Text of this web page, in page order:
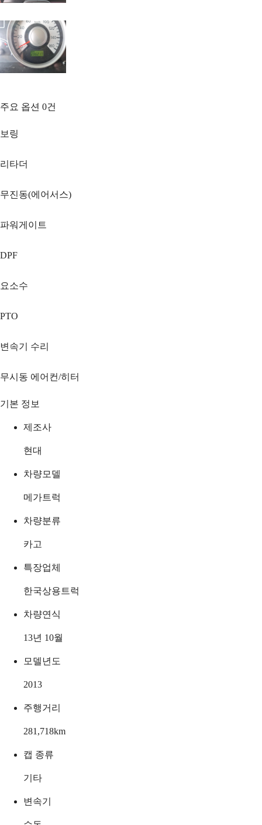
주요 옵션 0건
보링
리타더
무진동(에어서스)
파워게이트
DPF
요소수
PTO
변속기 수리
무시동 에어컨/히터
기본 정보
제조사
현대
차량모델
메가트럭
차량분류
카고
특장업체
한국상용트럭
차량연식
13년 10월
모델년도
2013
주행거리
281,718km
캡 종류
기타
변속기